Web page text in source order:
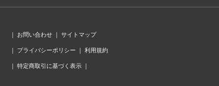
場、田中沙和がジュニアで記念の1勝
斗。大志を持って最終学年へ
・兄妹で異質プレーヤー！黄塚結空＆咲宙の用具のこだわり
・「勉強道具を持ってきて、空いた時間に勉強していました」神
港橘高・松井朱音、文武両道で挑んだ全日本
貴・豊貴の全日本
｜ お問い合わせ ｜ サイトマップ
｜ プライバシーポリシー ｜ 利用規約
｜ 特定商取引に基づく表示 ｜